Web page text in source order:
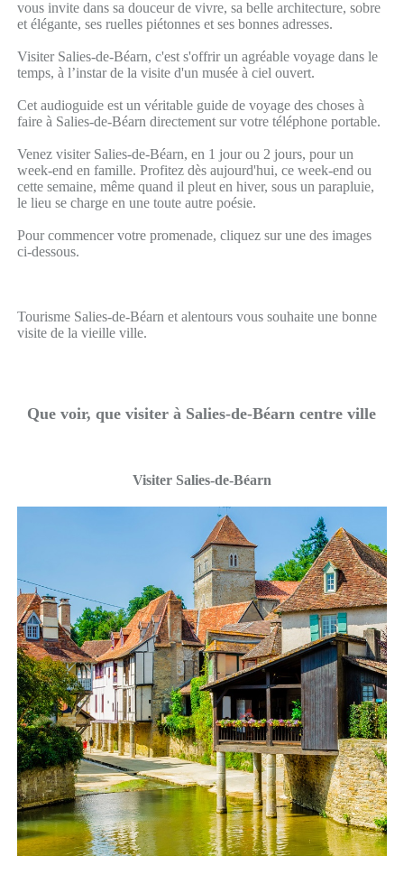
vous invite dans sa douceur de vivre, sa belle architecture, sobre
et élégante, ses ruelles piétonnes et ses bonnes adresses.
Visiter Salies-de-Béarn, c'est s'offrir un agréable voyage dans le
temps, à l’instar de la visite d'un musée à ciel ouvert.
Cet audioguide est un véritable guide de voyage des choses à
faire à Salies-de-Béarn directement sur votre téléphone portable.
Venez visiter Salies-de-Béarn, en 1 jour ou 2 jours, pour un
week-end en famille. Profitez dès aujourd'hui, ce week-end ou
cette semaine, même quand il pleut en hiver, sous un parapluie,
le lieu se charge en une toute autre poésie.
Pour commencer votre promenade, cliquez sur une des images
ci-dessous.
Tourisme Salies-de-Béarn et alentours vous souhaite une bonne
visite de la vieille ville.
Que voir, que visiter à Salies-de-Béarn centre ville
Visiter Salies-de-Béarn